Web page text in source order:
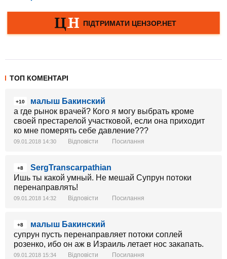
ТОП КОМЕНТАРІ
+10
малыш Бакинский
а где рынок врачей? Кого я могу выбрать кроме
своей престарелой участковой, если она приходит
ко мне померять себе давление???
09.01.2018 14:30 Відповісти Посилання
+8
SergTranscarpathian
Ишь ты какой умный. Не мешай Супрун потоки
перенаправлять!
09.01.2018 14:32 Відповісти Посилання
+8
малыш Бакинский
супрун пусть перенаправляет потоки соплей
розенко, ибо он аж в Израиль летает нос закапать.
09.01.2018 15:34 Відповісти Посилання